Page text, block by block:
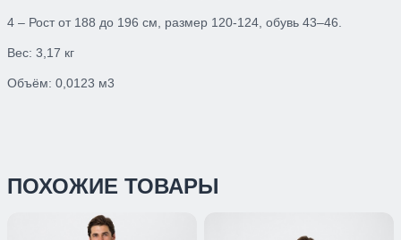
4 – Рост от 188 до 196 см, размер 120-124, обувь 43–46.
Вес: 3,17 кг
Объём: 0,0123 м3
ПОХОЖИЕ ТОВАРЫ